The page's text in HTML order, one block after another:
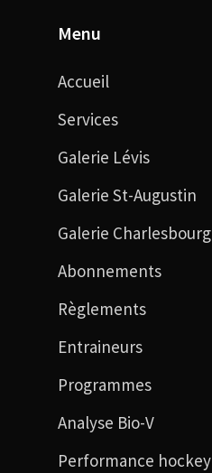
Menu
Accueil
Services
Galerie Lévis
Galerie St-Augustin
Galerie Charlesbourg
Abonnements
Règlements
Entraineurs
Programmes
Analyse Bio-V
Performance hockey